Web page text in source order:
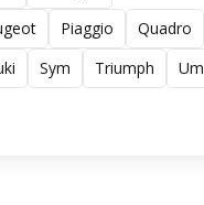
Piaggio
Quadro
Sym Triumph
Um